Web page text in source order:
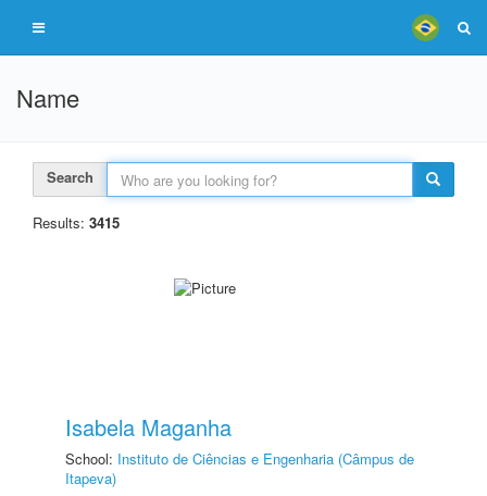
Name
Search
Results: 3415
Isabela Maganha
School: Instituto de Ciências e Engenharia (Câmpus de
Itapeva)